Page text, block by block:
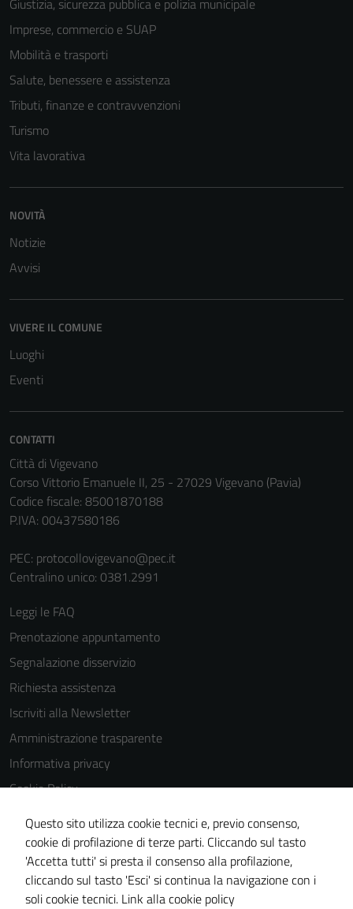
Giustizia, sicurezza pubblica e polizia municipale
Imprese, commercio e SUAP
Mobilità e trasporti
Salute, benessere e assistenza
Tributi, finanze e contravvenzioni
Turismo
Vita lavorativa
NOVITÀ
Notizie
Avvisi
VIVERE IL COMUNE
Luoghi
Eventi
CONTATTI
Città di Vigevano
Corso Vittorio Emanuele II, 25 - 27029 Vigevano (Pavia)
Codice fiscale: 85001870188
P.IVA: 00437580186
PEC: protocollovigevano@pec.it
Centralino unico: 0381.2991
Leggi le FAQ
Prenotazione appuntamento
Segnalazione disservizio
Richiesta assistenza
Iscriviti alla Newsletter
Amministrazione trasparente
Informativa privacy
Cookie Policy
Media policy
Note legali
Dichiarazione di accessibilità
Piano di miglioramento del sito
Questo sito utilizza cookie tecnici e, previo consenso,
cookie di profilazione di terze parti. Cliccando sul tasto
'Accetta tutti' si presta il consenso alla profilazione,
cliccando sul tasto 'Esci' si continua la navigazione con i
soli cookie tecnici. Link alla cookie policy
per il